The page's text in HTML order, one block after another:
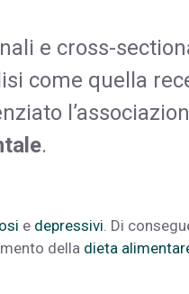
e cross-
come quella
.
e depressivi . Di
della dieta